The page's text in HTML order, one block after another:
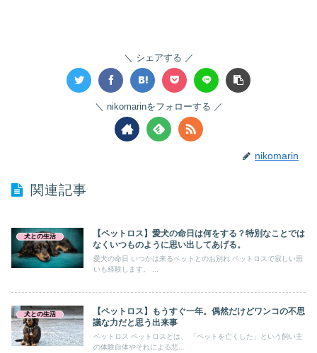
シェアする
nikomarinをフォローする
nikomarin
関連記事
犬との生活
【ペットロス】愛犬の命日は何をする？特別なことでは
なくいつものように思い出してあげる。
愛犬の命日 いつかは来るペットとのお別れ ペットロスで寂しい思
いも経験します。 ...
犬との生活
【ペットロス】もうすぐ一年。偶然だけどワンコの不思
議な力だと思う出来事
ペットロス ペットロスとは、 「ペットを亡くした」という飼い主
の体験自体やそれによる悲...